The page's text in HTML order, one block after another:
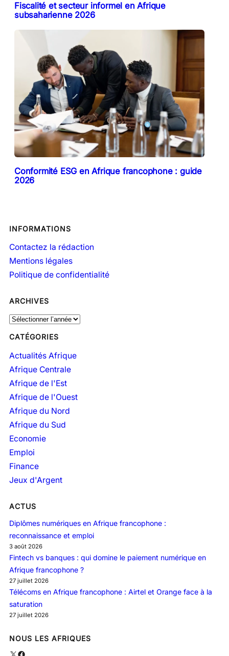
Fiscalité et secteur informel en Afrique
subsaharienne 2026
Conformité ESG en Afrique francophone : guide
2026
INFORMATIONS
Contactez la rédaction
Mentions légales
Politique de confidentialité
ARCHIVES
A
c
h
v
CATÉGORIES
Actualités Afrique
Afrique Centrale
Afrique de l'Est
Afrique de l'Ouest
Afrique du Nord
Afrique du Sud
Economie
Emploi
Finance
Jeux d'Argent
ACTUS
Diplômes numériques en Afrique francophone :
reconnaissance et emploi
3 août 2026
Fintech vs banques : qui domine le paiement numérique en
Afrique francophone ?
27 juillet 2026
Télécoms en Afrique francophone : Airtel et Orange face à la
saturation
27 juillet 2026
NOUS LES AFRIQUES
X Facebook